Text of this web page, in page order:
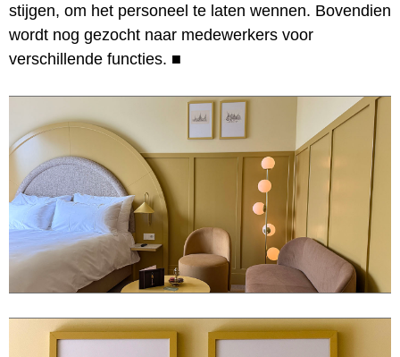
stijgen, om het personeel te laten wennen. Bovendien
wordt nog gezocht naar medewerkers voor
verschillende functies. ■